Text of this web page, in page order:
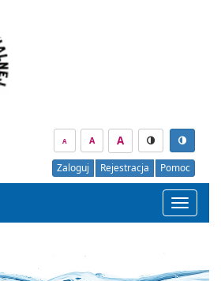
A A A
Zaloguj Rejestracja Pomoc
Menu